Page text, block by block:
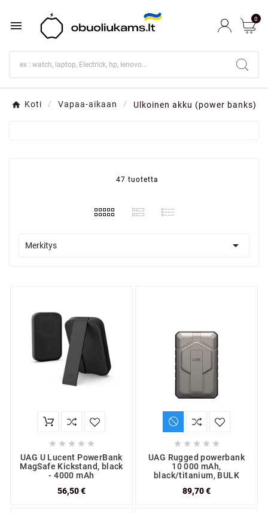
 0
Koti Vapaa-aikaan Ulkoinen akku (power banks)
47 tuotetta
Merkitys 
    
UAG U Lucent PowerBank
MagSafe Kickstand, black
- 4000 mAh
56,50 €
    
UAG Rugged powerbank
10 000 mAh,
black/titanium, BULK
89,70 €